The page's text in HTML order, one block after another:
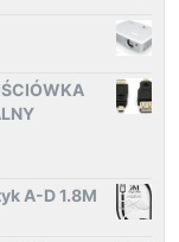
A-D 1.8M